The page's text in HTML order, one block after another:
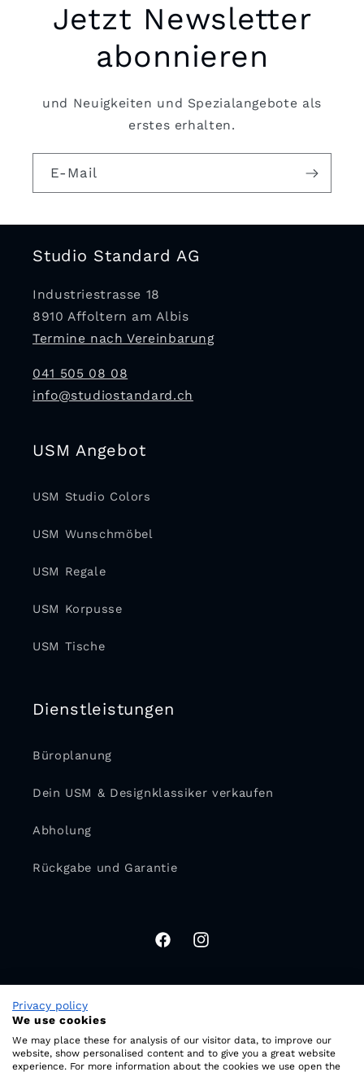
Jetzt Newsletter
abonnieren
und Neuigkeiten und Spezialangebote als
erstes erhalten.
E-Mail
Studio Standard AG
Industriestrasse 18
8910 Affoltern am Albis
Termine nach Vereinbarung
041 505 08 08
info@studiostandard.ch
USM Angebot
USM Studio Colors
USM Wunschmöbel
USM Regale
USM Korpusse
USM Tische
Dienstleistungen
Büroplanung
Dein USM & Designklassiker verkaufen
Abholung
Rückgabe und Garantie
FacebookInstagram
Land/Region
CHF CHF | Schweiz
Privacy policy
We use cookies
We may place these for analysis of our visitor data, to improve our
website, show personalised content and to give you a great website
experience. For more information about the cookies we use open the